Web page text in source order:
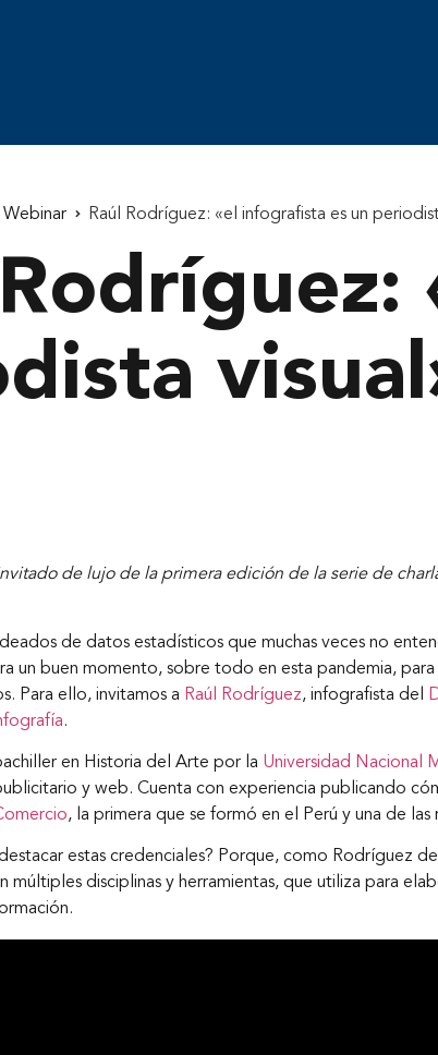
Webinar Raúl Rodríguez: «el infografista es un
de lujo de la primera edición de la serie de
de datos estadísticos que muchas veces no
un buen momento, sobre todo en esta pandemia,
Para ello, invitamos a Raúl Rodríguez, infografista del
.
en Historia del Arte por la Universidad Nacional
y web. Cuenta con experiencia publicando
, la primera que se formó en el Perú y una de las
estas credenciales? Porque, como Rodríguez
disciplinas y herramientas, que utiliza para